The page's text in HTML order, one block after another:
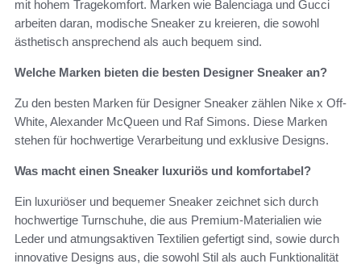
mit hohem Tragekomfort. Marken wie Balenciaga und Gucci
arbeiten daran, modische Sneaker zu kreieren, die sowohl
ästhetisch ansprechend als auch bequem sind.
Welche Marken bieten die besten Designer Sneaker an?
Zu den besten Marken für Designer Sneaker zählen Nike x Off-
White, Alexander McQueen und Raf Simons. Diese Marken
stehen für hochwertige Verarbeitung und exklusive Designs.
Was macht einen Sneaker luxuriös und komfortabel?
Ein luxuriöser und bequemer Sneaker zeichnet sich durch
hochwertige Turnschuhe, die aus Premium-Materialien wie
Leder und atmungsaktiven Textilien gefertigt sind, sowie durch
innovative Designs aus, die sowohl Stil als auch Funktionalität